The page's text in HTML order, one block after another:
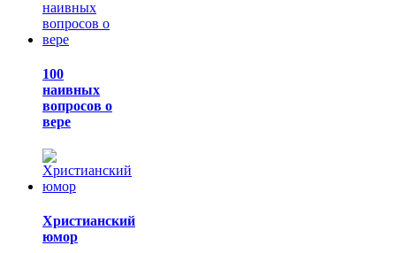
100
наивных
вопросов о
вере
Христианский
юмор